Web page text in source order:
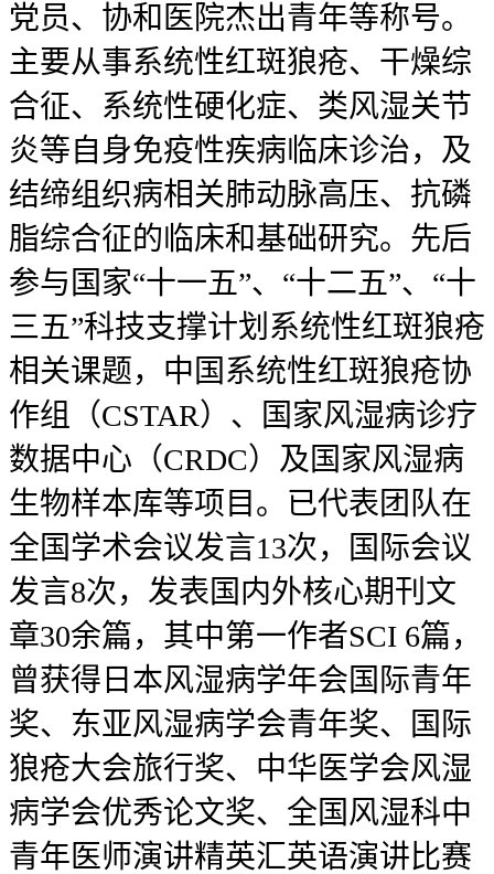
党员、协和医院杰出青年等称号。
主要从事系统性红斑狼疮、干燥综
合征、系统性硬化症、类风湿关节
炎等自身免疫性疾病临床诊治，及
结缔组织病相关肺动脉高压、抗磷
脂综合征的临床和基础研究。先后
参与国家“十一五”、“十二五”、“十
三五”科技支撑计划系统性红斑狼疮
相关课题，中国系统性红斑狼疮协
作组（CSTAR）、国家风湿病诊疗
数据中心（CRDC）及国家风湿病
生物样本库等项目。已代表团队在
全国学术会议发言13次，国际会议
发言8次，发表国内外核心期刊文
章30余篇，其中第一作者SCI 6篇，
曾获得日本风湿病学年会国际青年
奖、东亚风湿病学会青年奖、国际
狼疮大会旅行奖、中华医学会风湿
病学会优秀论文奖、全国风湿科中
青年医师演讲精英汇英语演讲比赛